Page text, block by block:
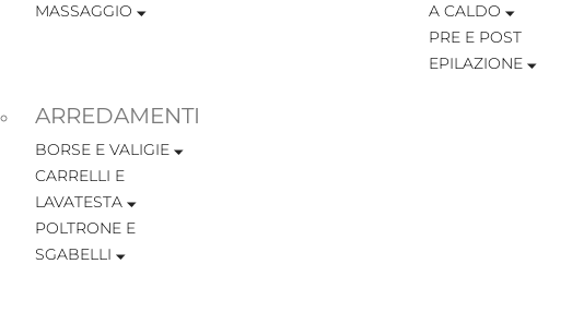
MASSAGGIO
A CALDO
PRE E POST
EPILAZIONE
ARREDAMENTI
BORSE E VALIGIE
CARRELLI E
LAVATESTA
POLTRONE E
SGABELLI